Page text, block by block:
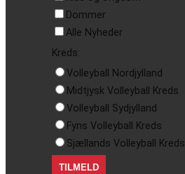
Dommer
Alle Nyheder
Kreds:
Volleyball Nordjylland
Midtjysk Volleyball Kreds
Volleyball Sydjylland
Fyns Volleyball Kreds
Sjællands Volleyball Kreds